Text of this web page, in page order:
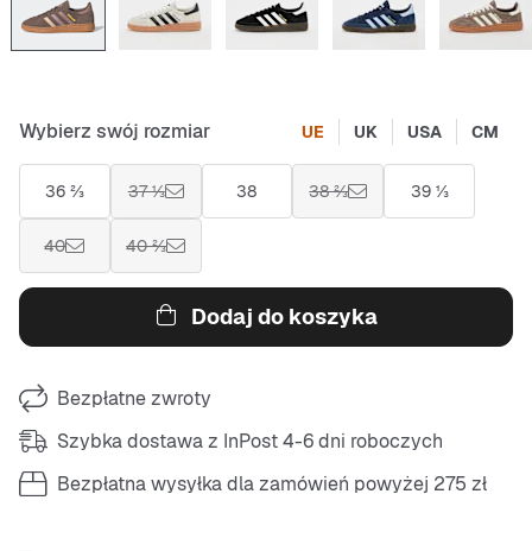
Wybierz swój rozmiar UE UK USA CM
36 ⅔ 37 ⅓ 38 38 ⅔ 39 ⅓
40 40 ⅔
Dodaj do koszyka
Bezpłatne zwroty
Szybka dostawa z InPost 4-6 dni roboczych
Bezpłatna wysyłka dla zamówień powyżej 275 zł